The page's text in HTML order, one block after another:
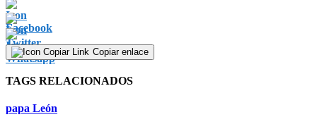
Copiar enlace
TAGS RELACIONADOS
papa León